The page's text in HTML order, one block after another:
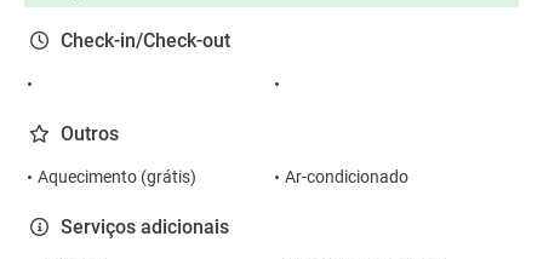
Check-in/Check-out
Outros
Aquecimento (grátis) Ar-condicionado
Serviços adicionais